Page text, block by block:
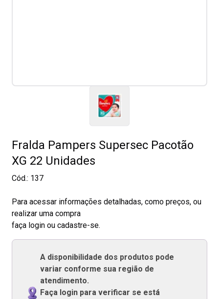
Fralda Pampers Supersec Pacotão
XG 22 Unidades
Cód.: 137
Para acessar informações detalhadas, como preços, ou
realizar uma compra
faça login ou cadastre-se.
A disponibilidade dos produtos pode
variar conforme sua região de
atendimento.
Faça login para verificar se está